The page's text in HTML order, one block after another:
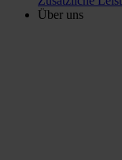
Über uns